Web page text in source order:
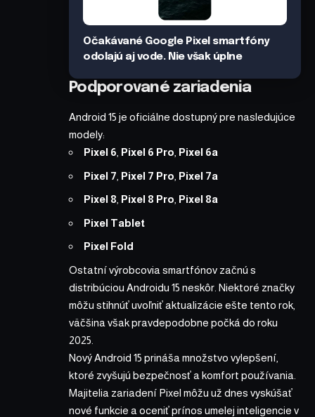
Očakávané Google Pixel smartfóny
odolajú aj vode. Nie však úplne
Podporované zariadenia
Android 15 je oficiálne dostupný pre nasledujúce
modely:
Pixel 6 Pixel 6 Pro Pixel 6a
Pixel 7 Pixel 7 Pro Pixel 7a
Pixel 8 Pixel 8 Pro Pixel 8a
Pixel Tablet
Pixel Fold
Ostatní výrobcovia smartfónov začnú s
distribúciou Androidu 15 neskôr. Niektoré značky
môžu stihnúť uvoľniť aktualizácie ešte tento rok,
väčšina však pravdepodobne počká do roku
2025.
Nový Android 15 prináša množstvo vylepšení,
ktoré zvyšujú bezpečnosť a komfort používania.
Majitelia zariadení Pixel môžu už dnes vyskúšať
nové funkcie a oceniť prínos umelej inteligencie v